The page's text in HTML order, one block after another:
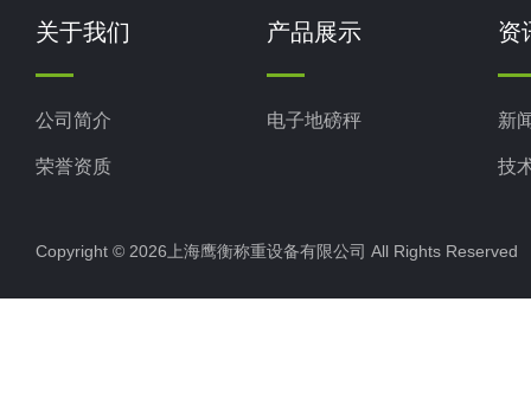
关于我们
公司简介
荣誉资质
产品展示
电子地磅秤
资
新
技
Copyright © 2026上海鹰衡称重设备有限公司 All Rights